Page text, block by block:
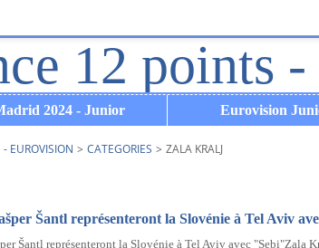
2024 - Junior Eurovision
EUROVISION > CATEGORIES > ZALA KRALJ
Šantl représenteront la Slovénie à Tel Aviv
Zala